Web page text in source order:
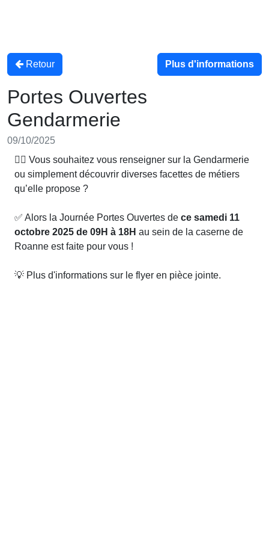
Retour Plus d'informations
Portes Ouvertes
Gendarmerie
09/10/2025
👮‍♂️ Vous souhaitez vous renseigner sur la Gendarmerie
ou simplement découvrir diverses facettes de métiers
qu’elle propose ?
✅️ Alors la Journée Portes Ouvertes de ce samedi 11
octobre 2025 de 09H à 18H au sein de la caserne de
Roanne est faite pour vous !
💡 Plus d'informations sur le flyer en pièce jointe.